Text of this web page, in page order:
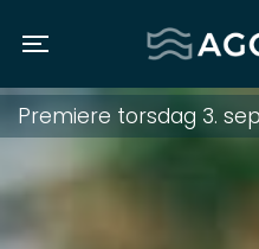
Toggle navigation
Agger
Premiere torsdag 3.